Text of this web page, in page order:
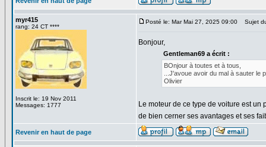
myr415
rang: 24 CT ****
Inscrit le: 19 Nov 2011
Messages: 1777
Posté le: Mar Mai 27, 2025 09:00 Sujet
Bonjour,
Gentleman69 a écrit :
BOnjour à toutes et à tous,
...J'avoue avoir du mal à sauter
Olivier
Le moteur de ce type de voiture est
de bien cerner ses avantages et ses
Revenir en haut de page